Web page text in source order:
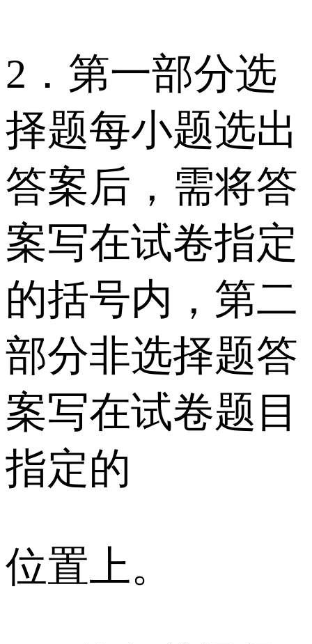
2．第一部分选
择题每小题选出
答案后，需将答
案写在试卷指定
的括号内，第二
部分非选择题答
案写在试卷题目
指定的
位置上。